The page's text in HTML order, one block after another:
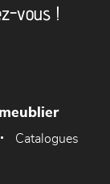
vous !
Catalogues